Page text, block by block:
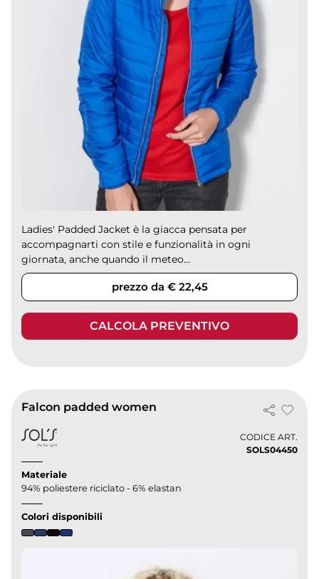
Ladies' Padded Jacket è la giacca pensata per
accompagnarti con stile e funzionalità in ogni
giornata, anche quando il meteo...
prezzo da € 22,45
CALCOLA PREVENTIVO
Falcon padded women
CODICE ART.
SOLS04450
Materiale
94% poliestere riciclato - 6% elastan
Colori disponibili